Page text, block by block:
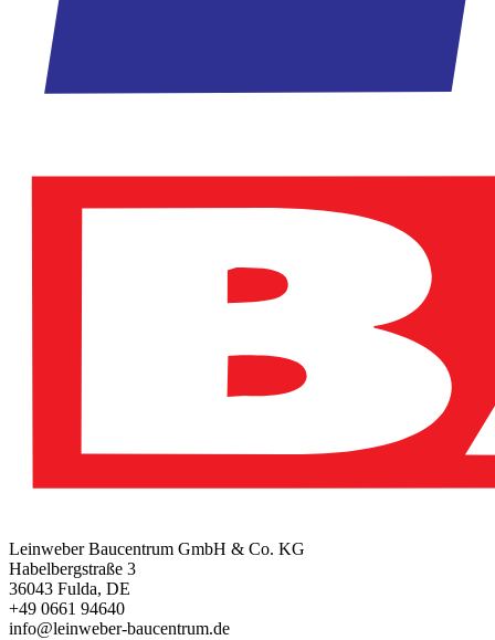
Leinweber Baucentrum GmbH & Co. KG
Habelbergstraße 3
36043 Fulda, DE
+49 0661 94640
info@leinweber-baucentrum.de